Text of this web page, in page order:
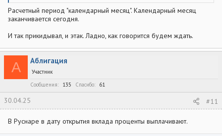
Расчетный период "календарный месяц". Календарный месяц
заканчивается сегодня.
И так прикидывал, и этак. Ладно, как говорится будем ждать.
А Аблигация
Участник
Сообщения
135 Спасибо 61
30.04.25 #11
В Руснаре в дату открытия вклада проценты выплачивают.